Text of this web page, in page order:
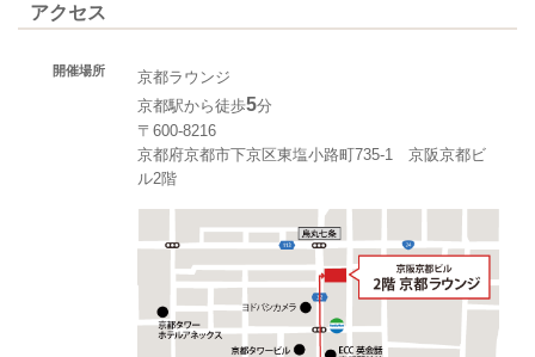
アクセス
開催場所
京都ラウンジ
京都駅から徒歩5分
〒600-8216
京都府京都市下京区東塩小路町735-1 京阪京都ビ
ル2階